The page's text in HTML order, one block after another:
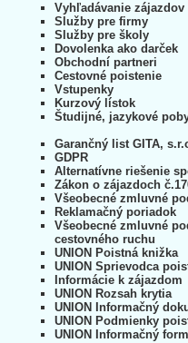
Vyhľadávanie zájazdov
Služby pre firmy
Služby pre školy
Dovolenka ako darček
Obchodní partneri
Cestovné poistenie
Vstupenky
Kurzový lístok
Študijné, jazykové
Garančný list GITA,
GDPR
Alternatívne riešenie
Zákon o zájazdoch
Všeobecné zmluvné
Reklamačný poriadok
Všeobecné zmluvné
cestovného ruchu
UNION Poistná knižka
UNION Sprievodca
Informácie k zájazdom
UNION Rozsah krytia
UNION Informačný
UNION Podmienky
UNION Informačný